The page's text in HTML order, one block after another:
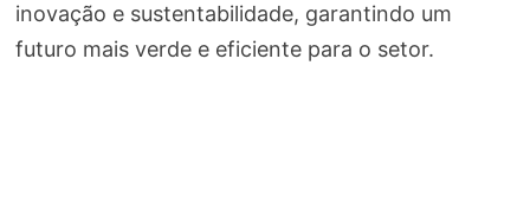
inovação e sustentabilidade, garantindo um
futuro mais verde e eficiente para o setor.